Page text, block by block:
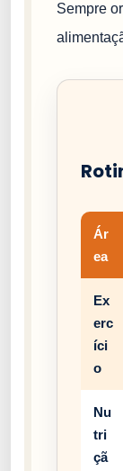
Sempre
Ár
ea
Ex
erc
íci
o
Nu
tri
çã